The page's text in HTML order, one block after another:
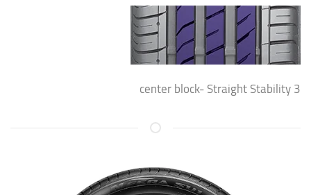
3 center block- Straight Stability